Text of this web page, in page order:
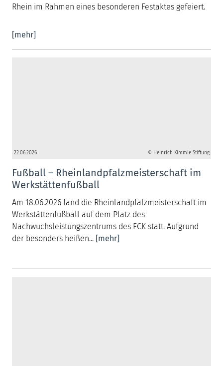
Rhein im Rahmen eines besonderen Festaktes gefeiert.
[mehr]
22.06.2026 © Heinrich Kimmle Stiftung
Fußball – Rheinlandpfalzmeisterschaft im
Werkstättenfußball
Am 18.06.2026 fand die Rheinlandpfalzmeisterschaft im
Werkstättenfußball auf dem Platz des
Nachwuchsleistungszentrums des FCK statt. Aufgrund
der besonders heißen... [mehr]